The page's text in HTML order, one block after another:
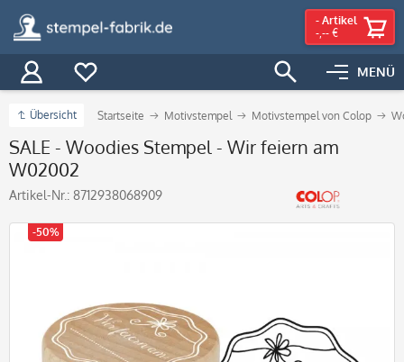
MENÜ
- Artikel
-,-- €
Übersicht Startseite Motivstempel Motivstempel von Colop
SALE - Woodies Stempel - Wir feiern am
W02002
Artikel-Nr.: 8712938068909
-50%